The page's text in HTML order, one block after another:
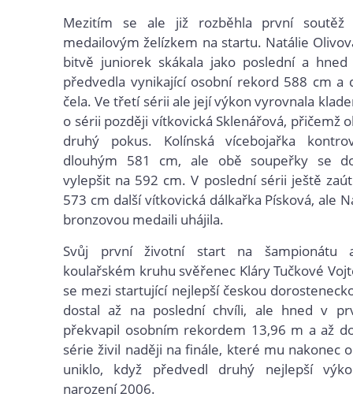
Mezitím se ale již rozběhla první soutěž
medailovým želízkem na startu. Natálie
bitvě juniorek skákala jako poslední a
předvedla vynikající osobní rekord 588 cm a
čela. Ve třetí sérii ale její výkon vyrovnala
o sérii později vítkovická Sklenářová, přičemž
druhý pokus. Kolínská vícebojařka
dlouhým 581 cm, ale obě soupeřky se
vylepšit na 592 cm. V poslední sérii ještě
573 cm další vítkovická dálkařka Písková, ale
bronzovou medaili uhájila.
Svůj první životní start na šampionátu
koulařském kruhu svěřenec Kláry Tučkové
se mezi startující nejlepší českou
dostal až na poslední chvíli, ale hned v
překvapil osobním rekordem 13,96 m a až
série živil naději na finále, které mu nakonec
uniklo, když předvedl druhý nejlepší
narození 2006.